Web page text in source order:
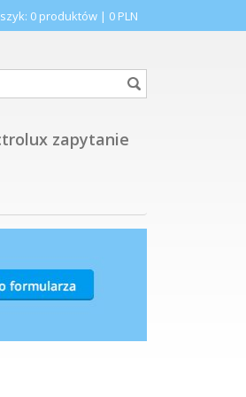
0 produktów | 0 PLN
zapytanie